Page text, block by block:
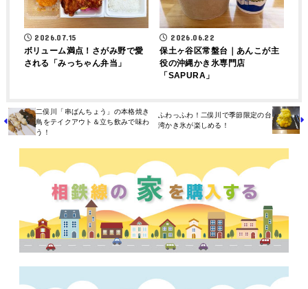
2026.07.15
ボリューム満点！さがみ野で愛
される「みっちゃん弁当」
2026.06.22
保土ヶ谷区常盤台｜あんこが主
役の沖縄かき氷専門店
「SAPURA」
二俣川「串ばんちょう」の本格焼き
鳥をテイクアウト＆立ち飲みで味わ
う！
ふわっふわ！二俣川で季節限定の台
湾かき氷が楽しめる！